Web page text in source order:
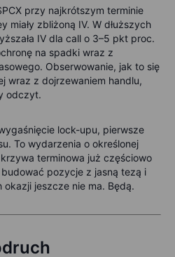
przy najkrótszym terminie
miały zbliżoną IV. W dłuższych
IV dla call o 3–5 pkt proc.
na spadki wraz z
Obserwowanie, jak to się
wraz z dojrzewaniem handlu,
odczyt.
lock-upu, pierwsze
To wydarzenia o określonej
terminowa już częściowo
budować pozycje z jasną tezą i
jeszcze nie ma. Będą.